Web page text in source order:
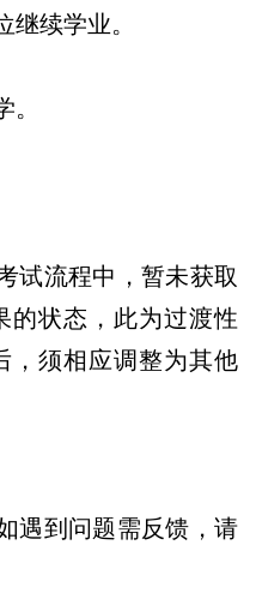
续学业。
试流程中，暂未获取
的状态，此为过渡性
，须相应调整为其他
遇到问题需反馈，请